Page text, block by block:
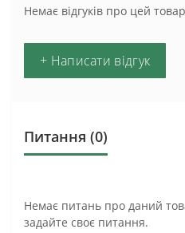
Немає відгуків про цей
+ Написати відгук
Питання (0)
Немає питань про даний
задайте своє питання.